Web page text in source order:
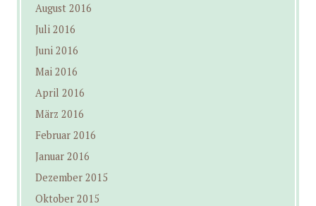
August 2016
Juli 2016
Juni 2016
Mai 2016
April 2016
März 2016
Februar 2016
Januar 2016
Dezember 2015
Oktober 2015